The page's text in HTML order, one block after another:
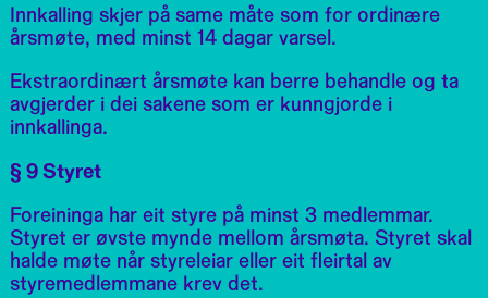
Innkalling skjer på same måte som for ordinære
årsmøte, med minst 14 dagar varsel.
Ekstraordinært årsmøte kan berre behandle og ta
avgjerder i dei sakene som er kunngjorde i
innkallinga.
§ 9 Styret
Foreininga har eit styre på minst 3 medlemmar.
Styret er øvste mynde mellom årsmøta. Styret skal
halde møte når styreleiar eller eit fleirtal av
styremedlemmane krev det.